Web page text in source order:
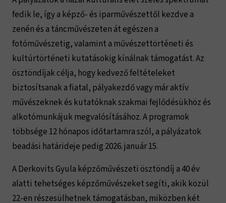
fedik le, így a képző- és iparművészettől kezdve a
zenén és a táncművészeten át egészen a
fotóművészetig, valamint a művészettörténeti és
kultúrtörténeti kutatásokig kínálnak támogatást. Az
ösztöndíjak célja, hogy kedvező feltételeket
biztosítsanak a fiatal, pályakezdő vagy már aktív
művészeknek és kutatóknak szakmai fejlődésükhöz és
alkotómunkájuk megvalósításához. A programok
többsége 12 hónapos időtartamra szól, a pályázatok
beadási határideje pedig 2026. január 15.
A Derkovits Gyula képzőművészeti ösztöndíj a 40 év
alatti tehetséges képzőművészeket segíti, akik közül
22-en részesülhetnek támogatásban, miközben két